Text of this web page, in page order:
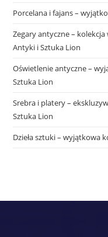
Porcelana i fajans –
Zegary antyczne –
Antyki i Sztuka Lion
Oświetlenie antyczne –
Sztuka Lion
Srebra i platery –
Sztuka Lion
Dzieła sztuki – wyjątkowa